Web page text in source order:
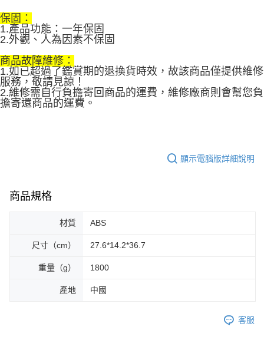
保固：
1.產品功能：一年保固
2.外觀、人為因素不保固
商品故障維修：
1.如已超過了鑑賞期的退換貨時效，故該商品僅提供維修
服務，敬請見諒！
2.維修需自行負擔寄回商品的運費，維修廠商則會幫您負
擔寄還商品的運費。
顯示電腦版詳細說明
商品規格
材質 ABS
尺寸（cm） 27.6*14.2*36.7
重量（g） 1800
產地 中國
客服